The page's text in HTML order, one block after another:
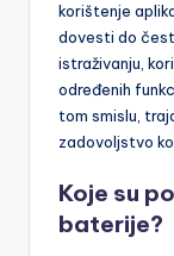
korištenje
dovesti do
istraživanju,
određenih
tom smislu,
zadovoljstvo
Koje su
baterije?